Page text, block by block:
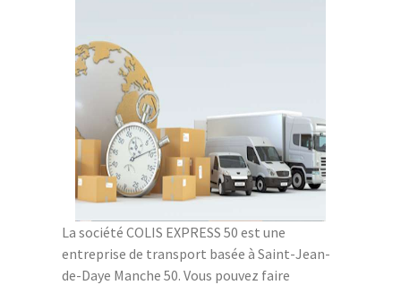
La société COLIS EXPRESS 50 est une
entreprise de transport basée à Saint-Jean-
de-Daye Manche 50. Vous pouvez faire